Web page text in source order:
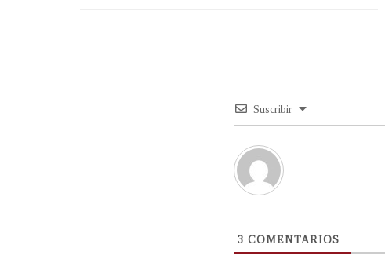
Suscribir
3 COMENTARIOS